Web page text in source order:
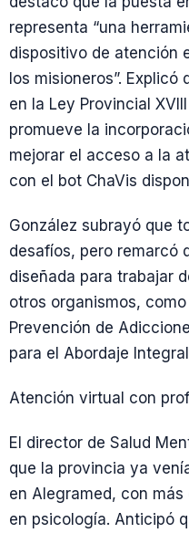
representa “una
dispositivo de atención
los misioneros”.
en la Ley Provincial
promueve la
mejorar el acceso a la
con el bot ChaVis
González subrayó que
desafíos, pero remarcó
diseñada para trabajar
otros organismos,
Prevención de
para el Abordaje
Atención virtual con
El director de Salud
que la provincia ya
en Alegramed, con
en psicología. Anticipó